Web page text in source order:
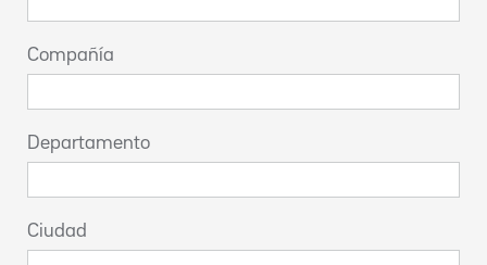
Compañía
Departamento
Ciudad